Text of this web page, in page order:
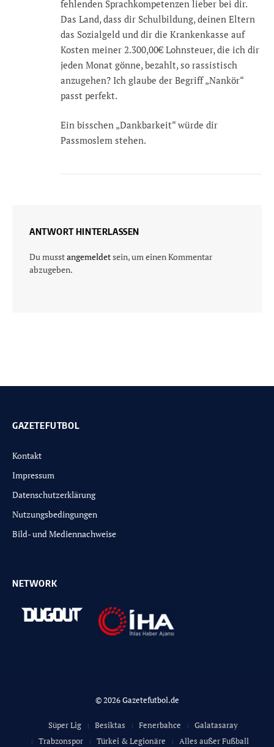
fehlenden Sprachkompetenzen lieber bei dir.
Das Land, dass dir Schulbildung, deinen Eltern
das Sozialgeld und dir die Krankenkasse auf
Kosten meiner 2.300,00€ Lohnsteuer, die ich dir
jeden Monat gönne, bezahlt, so rassistisch
anzugehen? Ich glaube der Begriff „Nankör“
passt perfekt.
Ein bisschen „Dankbarkeit“ würde dir
Passmoslem stehen.
ANTWORT HINTERLASSEN
Du musstangemeldetsein, um einen Kommentar
abzugeben.
GAZETEFUTBOL
Kontakt
Impressum
Datenschutzerklärung
Nutzungsbedingungen
Bild- und Mediennachweise
NETWORK
© 2026 Gazetefutbol.de
Süper Lig Besiktas Fenerbahce
Galatasaray
Trabzonspor
Türkei & Legionäre Alles außer Fußball